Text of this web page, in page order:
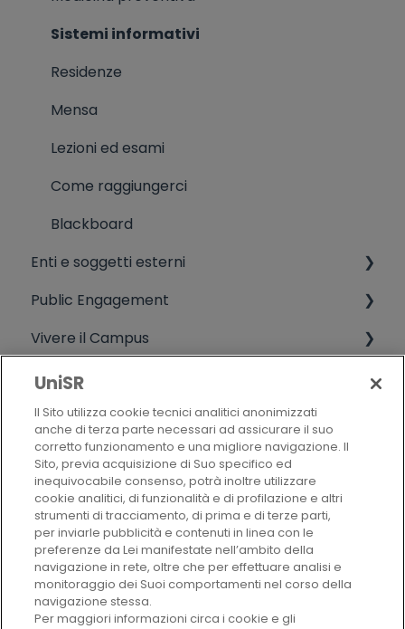
equipollenza)
Sistemi informativi
Residenze
Mensa
Lezioni ed esami
Come raggiungerci
Blackboard
Enti e soggetti esterni
Informazioni varie da soggetti non UniSR
Public Engagement
Terza missione
Vivere il Campus
Live campus
Attività studentesche extradidattiche
Alumni
Qualità
Politica della qualità
Criteri di valutazione
CHI SIAMO
AUTORI
UniSR
Il Sito utilizza cookie tecnici analitici anonimizzati
anche di terza parte necessari ad assicurare il suo
corretto funzionamento e una migliore navigazione. Il
Sito, previa acquisizione di Suo specifico ed
inequivocabile consenso, potrà inoltre utilizzare
cookie analitici, di funzionalità e di profilazione e altri
strumenti di tracciamento, di prima e di terze parti,
per inviarle pubblicità e contenuti in linea con le
preferenze da Lei manifestate nell’ambito della
navigazione in rete, oltre che per effettuare analisi e
monitoraggio dei Suoi comportamenti nel corso della
navigazione stessa.
Per maggiori informazioni circa i cookie e gli